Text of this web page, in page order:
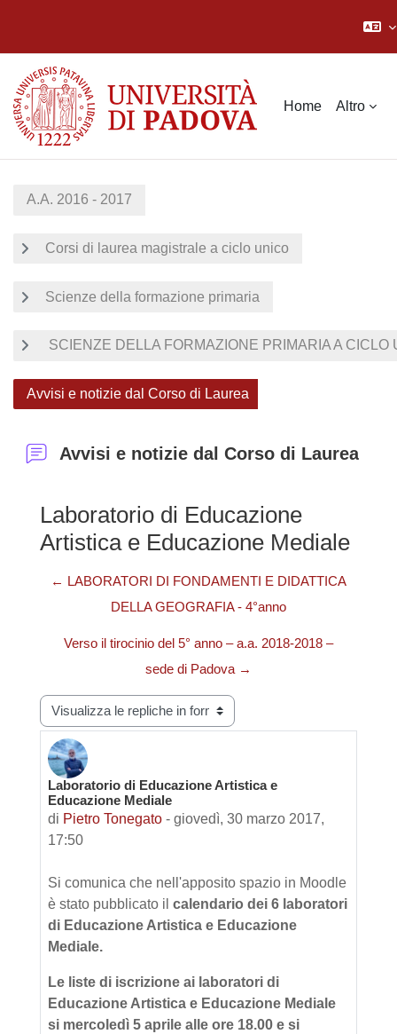
Home Altro
A.A. 2016 - 2017
Corsi di laurea magistrale a ciclo unico
Scienze della formazione primaria
SCIENZE DELLA FORMAZIONE PRIMARIA A CICLO
Avvisi e notizie dal Corso di Laurea
Avvisi e notizie dal Corso di Laurea
Laboratorio di Educazione
Artistica e Educazione Mediale
← LABORATORI DI FONDAMENTI E DIDATTICA
DELLA GEOGRAFIA - 4°anno
Verso il tirocinio del 5° anno – a.a. 2018-2018 –
sede di Padova →
Modalità visualizzazione
Laboratorio di Educazione Artistica e
Educazione Mediale
di Pietro Tonegato - giovedì, 30 marzo 2017,
17:50
Numero di risposte: 0
Si comunica che nell'apposito spazio in Moodle
è stato pubblicato il calendario dei 6 laboratori
di Educazione Artistica e Educazione
Mediale.
Le liste di iscrizione ai laboratori di
Educazione Artistica e Educazione Mediale
si mercoledì 5 aprile alle ore 18.00 e si